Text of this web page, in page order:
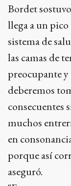
Bordet
llega a un
sistema de
las camas de
preocupante
deberemos
consecuentes
muchos
en
porque así
aseguró.